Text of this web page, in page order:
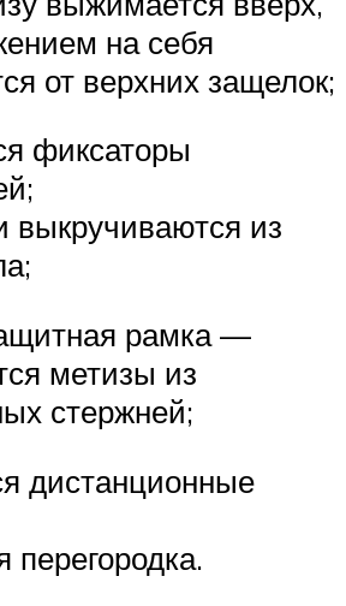
на себя
от верхних защелок;
фиксаторы
выкручиваются из
рамка —
метизы из
стержней;
дистанционные
перегородка.